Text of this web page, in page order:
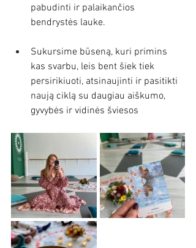
pabudinti ir palaikančios
bendrystės lauke.
Sukursime būseną, kuri primins
kas svarbu, leis bent šiek tiek
persirikiuoti, atsinaujinti ir pasitikti
naują ciklą su daugiau aiškumo,
gyvybės ir vidinės šviesos